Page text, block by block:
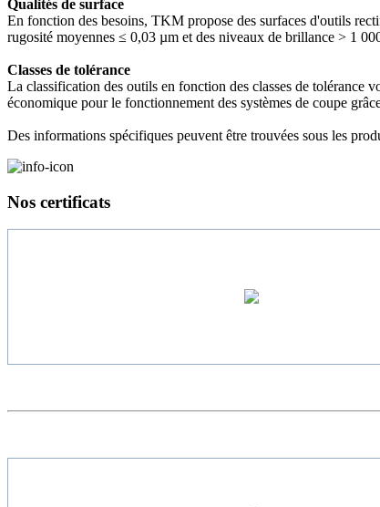
Qualités de surface
En fonction des besoins, TKM propose des surfaces d'outils
rugosité moyennes ≤ 0,03 µm et des niveaux de brillance > 1
Classes de tolérance
La classification des outils en fonction des classes de tolérance
économique pour le fonctionnement des systèmes de coupe
Des informations spécifiques peuvent être trouvées sous les
Nos certificats